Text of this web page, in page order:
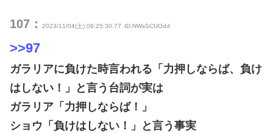
107： 2023/11/04(土) 09:25:30.77 ID:NWsSCUOdd
>>97
ガラリアに負けた時言われる「力押しならば、負け
はしない！」と言う台詞が実は
ガラリア「力押しならば！」
ショウ「負けはしない！」と言う事実